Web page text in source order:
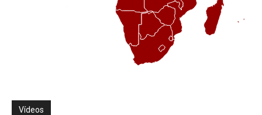
Vídeos